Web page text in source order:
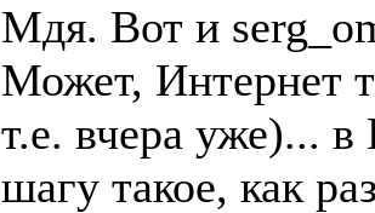
Мдя. Вот и
Может, Интернет
т.е. вчера уже)...
шагу такое, как